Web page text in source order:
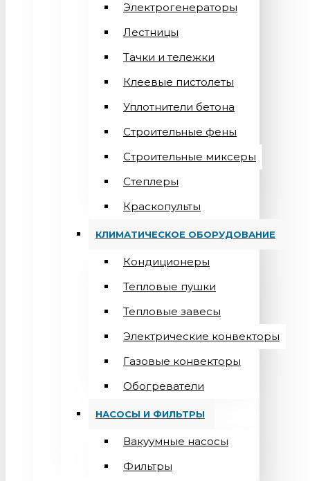
Электрогенераторы
Лестницы
Тачки и тележки
Клеевые пистолеты
Уплотнители бетона
Строительные фены
Строительные миксеры
Степлеры
Краскопульты
КЛИМАТИЧЕСКОЕ ОБОРУДОВАНИЕ
Кондиционеры
Teпловые пушки
Тепловые завесы
Электрические конвекторы
Газовые конвекторы
Обогреватели
НАСОСЫ И ФИЛЬТРЫ
Вакуумные насосы
Фильтры